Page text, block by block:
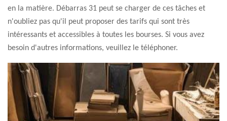
en la matière. Débarras 31 peut se charger de ces tâches et
n'oubliez pas qu'il peut proposer des tarifs qui sont très
intéressants et accessibles à toutes les bourses. Si vous avez
besoin d'autres informations, veuillez le téléphoner.